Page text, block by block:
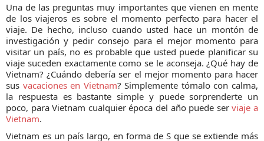
Una de las preguntas muy importantes que vienen en mente
de los viajeros es sobre el momento perfecto para hacer el
viaje. De hecho, incluso cuando usted hace un montón de
investigación y pedir consejo para el mejor momento para
visitar un país, no es probable que usted puede planificar su
viaje suceden exactamente como se le aconseja. ¿Qué hay de
Vietnam? ¿Cuándo debería ser el mejor momento para hacer
sus vacaciones en Vietnam? Simplemente tómalo con calma,
la respuesta es bastante simple y puede sorprenderte un
poco, para Vietnam cualquier época del año puede serviaje a
Vietnam.
Vietnam es un país largo, en forma de S que se extiende más